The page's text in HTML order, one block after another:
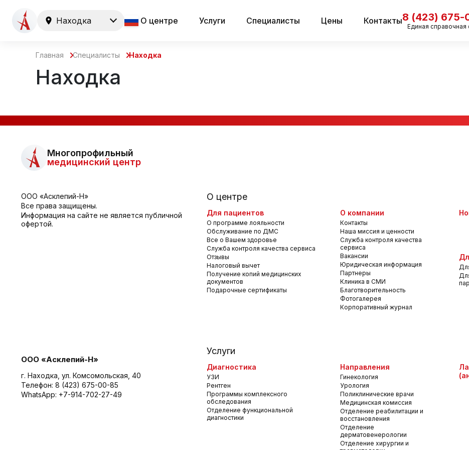
Находка О центре Услуги Специалисты Цены Контакты8 (423) 675-
Единая справочная
Главная Специалисты Находка
Находка
Многопрофильный
медицинский центр
ООО «Асклепий-Н»
Все права защищены.
Информация на сайте не является публичной
офертой.
ООО «Асклепий-Н»
г. Находка, ул. Комсомольская, 40
Телефон: 8 (423) 675-00-85
WhatsApp: +7-914-702-27-49
О центре
Для пациентов
О программе лояльности
Обслуживание по ДМС
Все о Вашем здоровье
Служба контроля качества сервиса
Отзывы
Налоговый вычет
Получение копий медицинских
документов
Подарочные сертификаты
О компании
Контакты
Наша миссия и ценности
Служба контроля качества
сервиса
Вакансии
Юридическая информация
Партнеры
Клиника в СМИ
Благотворительность
Фотогалерея
Корпоративный журнал
Услуги
Диагностика
УЗИ
Рентген
Программы комплексного
обследования
Отделение функциональной
диагностики
Направления
Гинекология
Урология
Поликлинические врачи
Медицинская комиссия
Отделение реабилитации и
восстановления
Отделение
дерматовенерологии
Отделение хирургии и